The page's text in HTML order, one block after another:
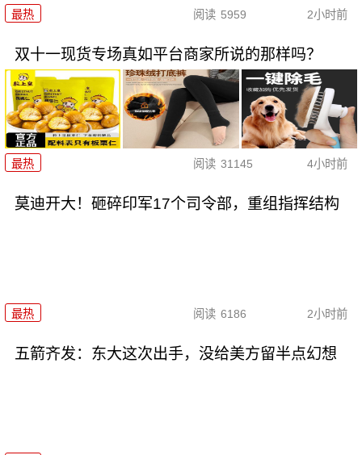
最热 阅读 5959 2小时前
双十一现货专场真如平台商家所说的那样吗？
最热 阅读 31145 4小时前
莫迪开大！砸碎印军17个司令部，重组指挥结构
最热 阅读 6186 2小时前
五箭齐发：东大这次出手，没给美方留半点幻想